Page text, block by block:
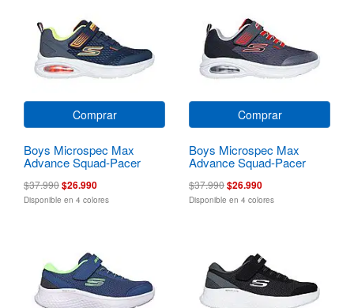
Comprar
Boys Microspec Max
Advance Squad-Pacer
$37.990$26.990
Disponible en 4 colores
Comprar
Boys Microspec Max
Advance Squad-Pacer
$37.990$26.990
Disponible en 4 colores